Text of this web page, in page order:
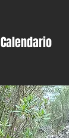
Calendario